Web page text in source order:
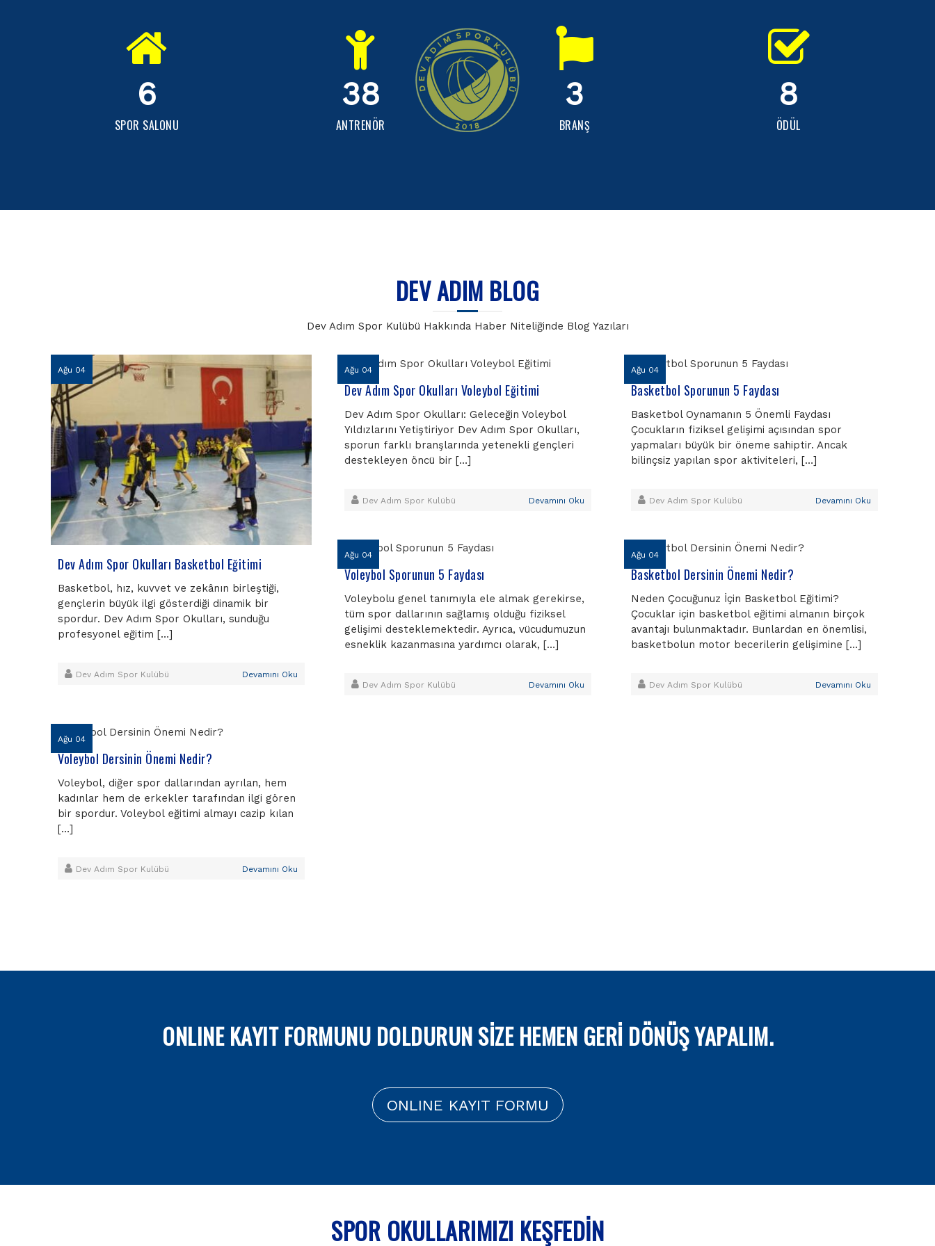
6
SPOR SALONU
38
ANTRENÖR
3
BRANŞ
8
ÖDÜL
DEV ADIM BLOG
Dev Adım Spor Kulübü Hakkında Haber Niteliğinde Blog Yazıları
Ağu 04
Dev Adım Spor Okulları Basketbol Eğitimi
Basketbol, hız, kuvvet ve zekânın birleştiği,
gençlerin büyük ilgi gösterdiği dinamik bir
spordur. Dev Adım Spor Okulları, sunduğu
profesyonel eğitim […]
Dev Adım Spor Kulübü Devamını Oku
Ağu 04
Dev Adım Spor Okulları Voleybol Eğitimi
Dev Adım Spor Okulları: Geleceğin Voleybol
Yıldızlarını Yetiştiriyor Dev Adım Spor Okulları,
sporun farklı branşlarında yetenekli gençleri
destekleyen öncü bir […]
Dev Adım Spor Kulübü Devamını Oku
Ağu 04
Basketbol Sporunun 5 Faydası
Basketbol Oynamanın 5 Önemli Faydası
Çocukların fiziksel gelişimi açısından spor
yapmaları büyük bir öneme sahiptir. Ancak
bilinçsiz yapılan spor aktiviteleri, […]
Dev Adım Spor Kulübü Devamını Oku
Ağu 04
Voleybol Sporunun 5 Faydası
Voleybolu genel tanımıyla ele almak gerekirse,
tüm spor dallarının sağlamış olduğu fiziksel
gelişimi desteklemektedir. Ayrıca, vücudumuzun
esneklik kazanmasına yardımcı olarak, […]
Dev Adım Spor Kulübü Devamını Oku
Ağu 04
Basketbol Dersinin Önemi Nedir?
Neden Çocuğunuz İçin Basketbol Eğitimi?
Çocuklar için basketbol eğitimi almanın birçok
avantajı bulunmaktadır. Bunlardan en önemlisi,
basketbolun motor becerilerin gelişimine […]
Dev Adım Spor Kulübü Devamını Oku
Ağu 04
Voleybol Dersinin Önemi Nedir?
Voleybol, diğer spor dallarından ayrılan, hem
kadınlar hem de erkekler tarafından ilgi gören
bir spordur. Voleybol eğitimi almayı cazip kılan
[…]
Dev Adım Spor Kulübü Devamını Oku
ONLINE KAYIT FORMUNU DOLDURUN SİZE HEMEN GERİ DÖNÜŞ YAPALIM.
ONLINE KAYIT FORMU
SPOR OKULLARIMIZI KEŞFEDIN